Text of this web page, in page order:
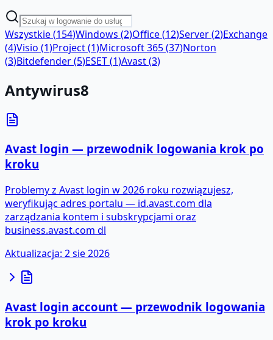
Wszystkie(154)Windows (2)Office(12)Server(2)Exchange
(4)Visio (1)Project(1)Microsoft 365(37)Norton
(3)Bitdefender(5)ESET(1)Avast(3)
Antywirus8
Avast login — przewodnik logowania krok po
kroku
Problemy z Avast login w 2026 roku rozwiązujesz,
weryfikując adres portalu — id.avast.com dla
zarządzania kontem i subskrypcjami oraz
business.avast.com dl
Aktualizacja: 2 sie 2026
Avast login account — przewodnik logowania
krok po kroku